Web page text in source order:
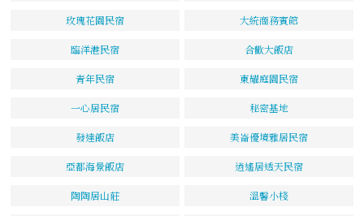
玫瑰花園民宿 大統商務賓館
臨洋港民宿 合歡大飯店
青年民宿 東耀庭園民宿
一心居民宿 秘密基地
發達飯店 美崙優境雅居民宿
亞都海景飯店 逍遙居透天民宿
陶陶居山莊 溫馨小棧